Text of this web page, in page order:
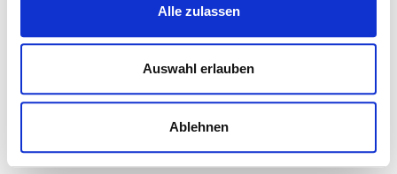
Alle zulassen
Auswahl erlauben
Ablehnen